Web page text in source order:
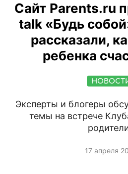
Сайт Parents.ru
talk «Будь
рассказали,
ребенка
Эксперты и блогеры
темы на встрече
17 апреля